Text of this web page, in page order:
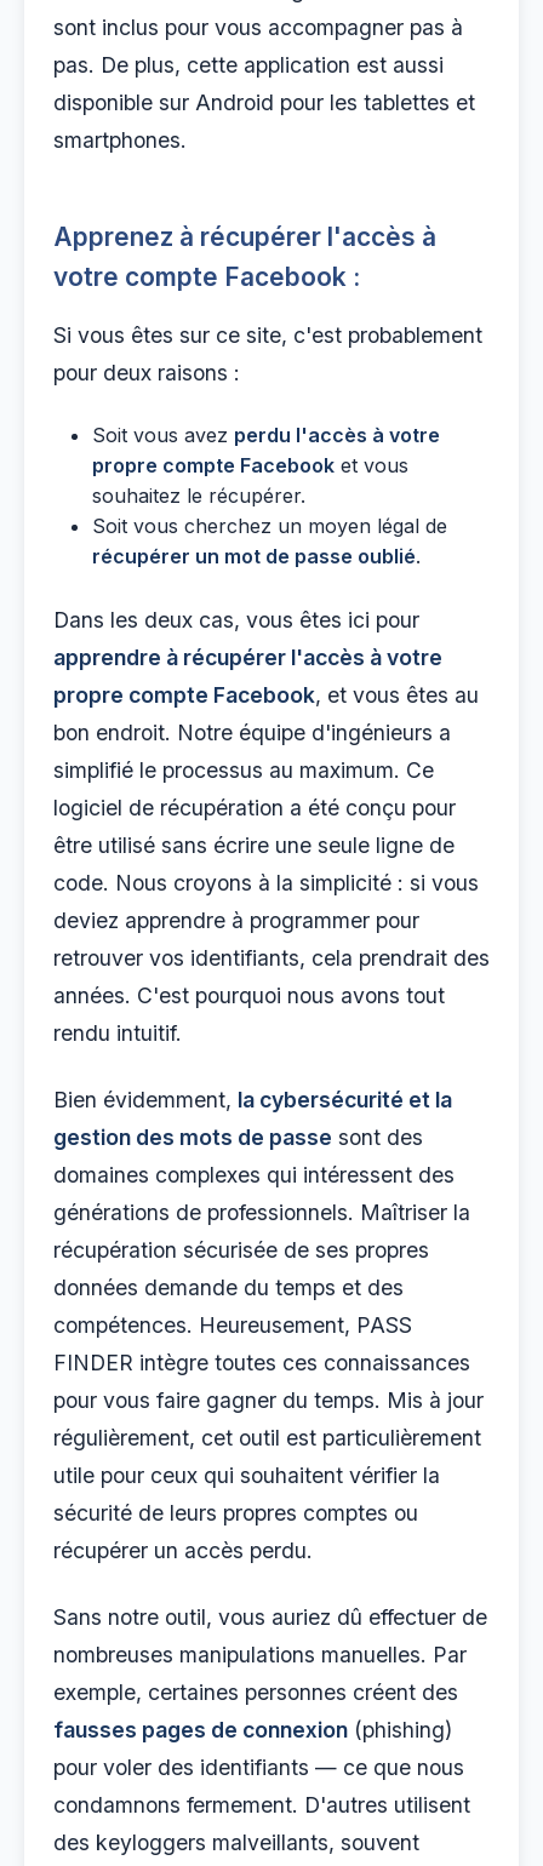
sont inclus pour vous accompagner pas à
pas. De plus, cette application est aussi
disponible sur Android pour les tablettes et
smartphones.
Apprenez à récupérer l'accès à
votre compte Facebook :
Si vous êtes sur ce site, c'est probablement
pour deux raisons :
Soit vous avez perdu l'accès à votre
propre compte Facebook et vous
souhaitez le récupérer.
Soit vous cherchez un moyen légal de
récupérer un mot de passe oublié.
Dans les deux cas, vous êtes ici pour
apprendre à récupérer l'accès à votre
propre compte Facebook, et vous êtes au
bon endroit. Notre équipe d'ingénieurs a
simplifié le processus au maximum. Ce
logiciel de récupération a été conçu pour
être utilisé sans écrire une seule ligne de
code. Nous croyons à la simplicité : si vous
deviez apprendre à programmer pour
retrouver vos identifiants, cela prendrait des
années. C'est pourquoi nous avons tout
rendu intuitif.
Bien évidemment, la cybersécurité et la
gestion des mots de passe sont des
domaines complexes qui intéressent des
générations de professionnels. Maîtriser la
récupération sécurisée de ses propres
données demande du temps et des
compétences. Heureusement, PASS
FINDER intègre toutes ces connaissances
pour vous faire gagner du temps. Mis à jour
régulièrement, cet outil est particulièrement
utile pour ceux qui souhaitent vérifier la
sécurité de leurs propres comptes ou
récupérer un accès perdu.
Sans notre outil, vous auriez dû effectuer de
nombreuses manipulations manuelles. Par
exemple, certaines personnes créent des
fausses pages de connexion (phishing)
pour voler des identifiants — ce que nous
condamnons fermement. D'autres utilisent
des keyloggers malveillants, souvent